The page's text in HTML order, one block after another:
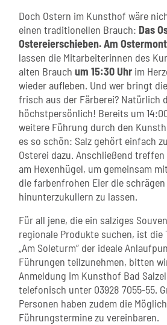
Doch Ostern im Kunsthof wäre
einen traditionellen Brauch: Das
Ostereierschieben. Am
lassen die Mitarbeiterinnen des
alten Brauch um 15:30 Uhr im
wieder aufleben. Und wer bringt
frisch aus der Färberei? Natürlich
höchstpersönlich! Bereits um
weitere Führung durch den
es so schön: Salz gehört einfach
Osterei dazu. Anschließend
am Hexenhügel, um gemeinsam
die farbenfrohen Eier die schrägen
hinunterzukullern zu lassen.
Für all jene, die ein salziges
regionale Produkte suchen, ist
„Am Soleturm“ der ideale
Führungen teilzunehmen, bitten
Anmeldung im Kunsthof Bad
telefonisch unter 03928 7055-55.
Personen haben zudem die
Führungstermine zu vereinbaren.